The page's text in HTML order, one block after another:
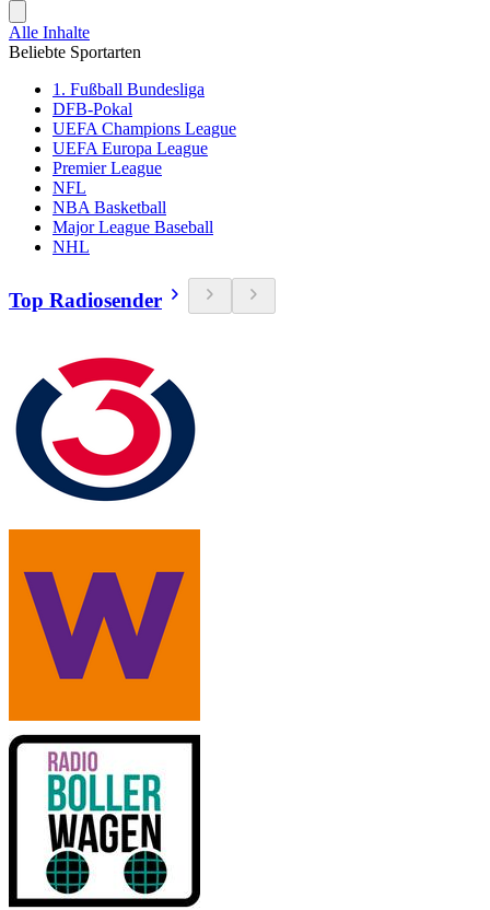
Alle Inhalte
Beliebte Sportarten
1. Fußball Bundesliga
DFB-Pokal
UEFA Champions League
UEFA Europa League
Premier League
NFL
NBA Basketball
Major League Baseball
NHL
Top Radiosender